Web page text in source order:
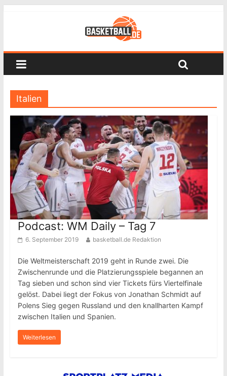
Italien
Podcast: WM Daily – Tag 7
6. September 2019 basketball.de Redaktion
Die Weltmeisterschaft 2019 geht in Runde zwei. Die
Zwischenrunde und die Platzierungsspiele begannen an
Tag sieben und schon sind vier Tickets fürs Viertelfinale
gelöst. Dabei liegt der Fokus von Jonathan Schmidt auf
Polens Sieg gegen Russland und den knallharten Kampf
zwischen Italien und Spanien.
Weiterlesen